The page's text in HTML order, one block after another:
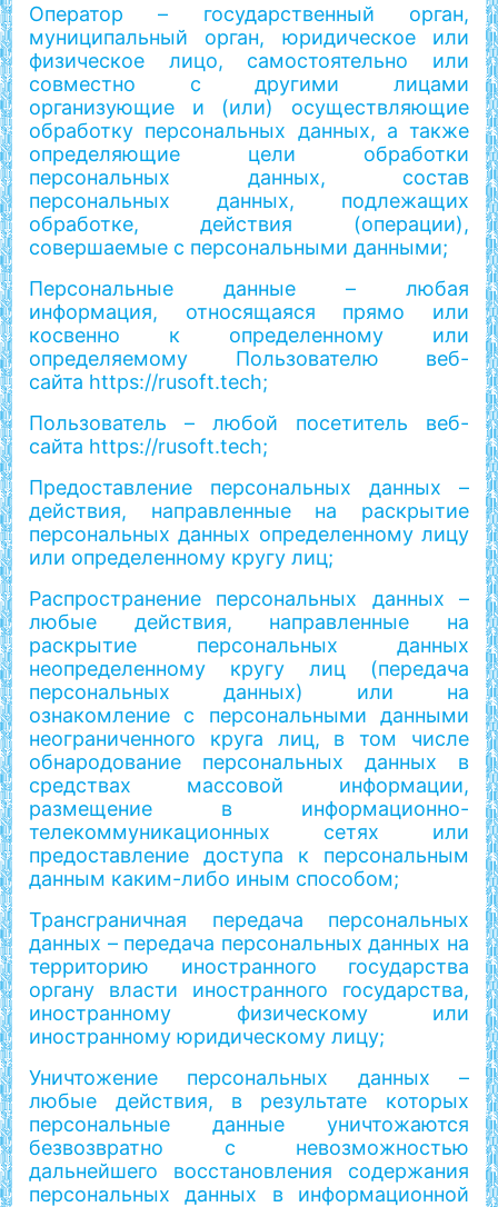
Оператор – государственный орган,
муниципальный орган, юридическое или
физическое лицо, самостоятельно или
совместно с другими лицами
организующие и (или) осуществляющие
обработку персональных данных, а также
определяющие цели обработки
персональных данных, состав
персональных данных, подлежащих
обработке, действия (операции),
совершаемые с персональными данными;
Персональные данные – любая
информация, относящаяся прямо или
косвенно к определенному или
определяемому Пользователю веб-
сайта https://rusoft.tech;
Пользователь – любой посетитель веб-
сайта https://rusoft.tech;
Предоставление персональных данных –
действия, направленные на раскрытие
персональных данных определенному лицу
или определенному кругу лиц;
Распространение персональных данных –
любые действия, направленные на
раскрытие персональных данных
неопределенному кругу лиц (передача
персональных данных) или на
ознакомление с персональными данными
неограниченного круга лиц, в том числе
обнародование персональных данных в
средствах массовой информации,
размещение в информационно-
телекоммуникационных сетях или
предоставление доступа к персональным
данным каким-либо иным способом;
Трансграничная передача персональных
данных – передача персональных данных на
территорию иностранного государства
органу власти иностранного государства,
иностранному физическому или
иностранному юридическому лицу;
Уничтожение персональных данных –
любые действия, в результате которых
персональные данные уничтожаются
безвозвратно с невозможностью
дальнейшего восстановления содержания
персональных данных в информационной